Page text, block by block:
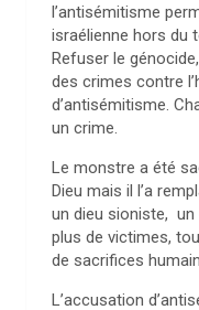
l’antisémitisme
israélienne hors du
Refuser le
des crimes contre
d’antisémitisme.
un crime.
Le monstre a été
Dieu mais il l’a
un dieu sioniste, un
plus de victimes,
de sacrifices
L’accusation